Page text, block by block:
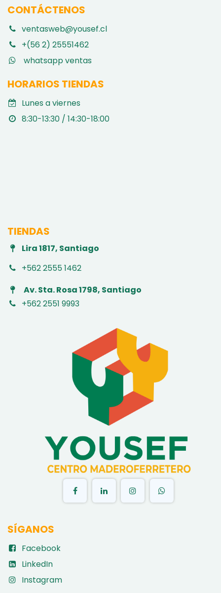
CONTÁCTENOS
ventasweb@yousef.cl
+(56 2) 25551462
whatsapp ventas
HORARIOS TIENDAS
Lunes a viernes
8:30-13:30 / 14:30-18:00
TIENDAS
Lira 1817, Santiago
+562 2555 1462
Av. Sta. Rosa 1798, Santiago
+562 2551 9993
SÍGANOS
Facebook
LinkedIn
Instagram